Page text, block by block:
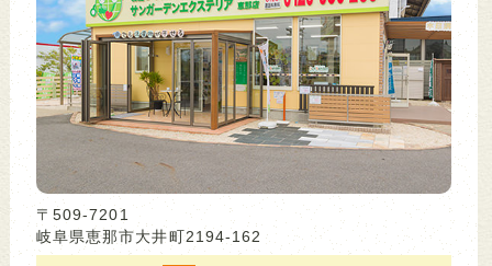
〒509-7201
岐阜県恵那市大井町2194-162